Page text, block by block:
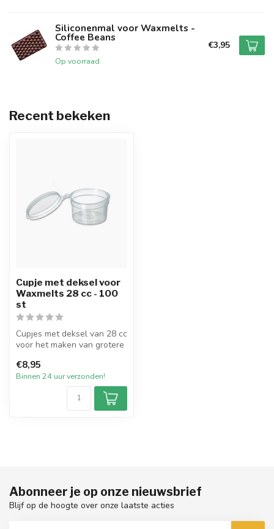
Siliconenmal voor Waxmelts -
Coffee Beans
Op voorraad
€3,95
Recent bekeken
Cupje met deksel voor
Waxmelts 28 cc - 100
st
Cupjes met deksel van 28 cc
voor het maken van grotere
€8,95
Binnen 24 uur verzonden!
Abonneer je op onze nieuwsbrief
Blijf op de hoogte over onze laatste acties